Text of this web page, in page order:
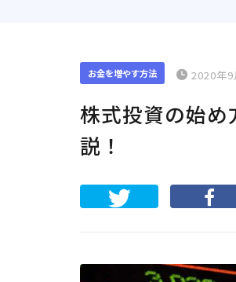
お金を増やす方法 2020年9
株式投資の始
説！